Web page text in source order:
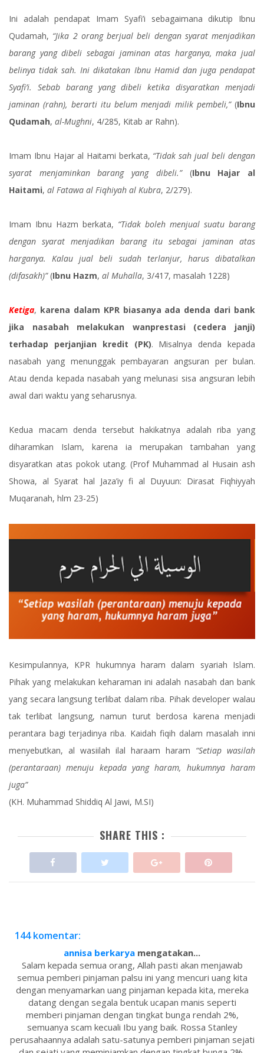
Ini adalah pendapat Imam Syafi’i sebagaimana dikutip Ibnu
Qudamah, “Jika 2 orang berjual beli dengan syarat menjadikan
barang yang dibeli sebagai jaminan atas harganya, maka jual
belinya tidak sah. Ini dikatakan Ibnu Hamid dan juga pendapat
Syafi’i. Sebab barang yang dibeli ketika disyaratkan menjadi
jaminan (rahn), berarti itu belum menjadi milik pembeli,”(Ibnu
Qudamah, al-Mughni, 4/285, Kitab ar Rahn).
Imam Ibnu Hajar al Haitami berkata, “Tidak sah jual beli dengan
syarat menjaminkan barang yang dibeli.”(Ibnu Hajar al
Haitami, al Fatawa al Fiqhiyah al Kubra, 2/279).
Imam Ibnu Hazm berkata, “Tidak boleh menjual suatu barang
dengan syarat menjadikan barang itu sebagai jaminan atas
harganya. Kalau jual beli sudah terlanjur, harus dibatalkan
(difasakh)”(Ibnu Hazm, al Muhalla, 3/417, masalah 1228)
Ketiga, karena dalam KPR biasanya ada denda dari bank
jika nasabah melakukan wanprestasi (cedera janji)
terhadap perjanjian kredit (PK). Misalnya denda kepada
nasabah yang menunggak pembayaran angsuran per bulan.
Atau denda kepada nasabah yang melunasi sisa angsuran lebih
awal dari waktu yang seharusnya.
Kedua macam denda tersebut hakikatnya adalah riba yang
diharamkan Islam, karena ia merupakan tambahan yang
disyaratkan atas pokok utang. (Prof Muhammad al Husain ash
Showa, al Syarat hal Jaza’iy fi al Duyuun: Dirasat Fiqhiyyah
Muqaranah, hlm 23-25)
Kesimpulannya, KPR hukumnya haram dalam syariah Islam.
Pihak yang melakukan keharaman ini adalah nasabah dan bank
yang secara langsung terlibat dalam riba. Pihak developer walau
tak terlibat langsung, namun turut berdosa karena menjadi
perantara bagi terjadinya riba. Kaidah fiqih dalam masalah inni
menyebutkan, al wasiilah ilal haraam haram “Setiap wasilah
(perantaraan) menuju kepada yang haram, hukumnya haram
juga”
(KH. Muhammad Shiddiq Al Jawi, M.SI)
SHARE THIS :
144 komentar:
annisa berkarya mengatakan...
Salam kepada semua orang, Allah pasti akan menjawab
semua pemberi pinjaman palsu ini yang mencuri uang kita
dengan menyamarkan uang pinjaman kepada kita, mereka
datang dengan segala bentuk ucapan manis seperti
memberi pinjaman dengan tingkat bunga rendah 2%,
semuanya scam kecuali Ibu yang baik. Rossa Stanley
perusahaannya adalah satu-satunya pemberi pinjaman sejati